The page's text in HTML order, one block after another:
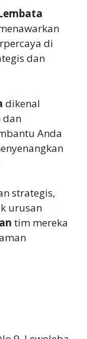
di
dan
dikenal
dan
Anda
strategis,
urusan
tim mereka